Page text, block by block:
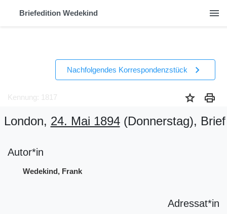
Briefedition Wedekind menu
Nachfolgendes Korrespondenzstück chevron_right
Kennung: 1817 star print
London, 24. Mai 1894(Donnerstag), Brief
Autor*in
Wedekind, Frank
Adressat*in